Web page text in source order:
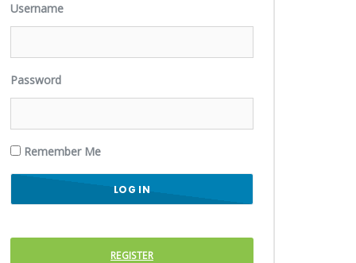
Username
Password
Remember Me
REGISTER